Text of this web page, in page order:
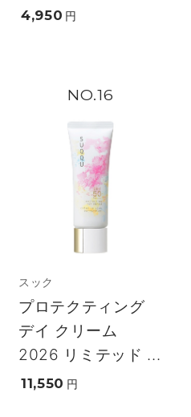
4,950 円
16
スック
プロテクティング
デイ クリーム
2026 リミテッド ...
11,550 円